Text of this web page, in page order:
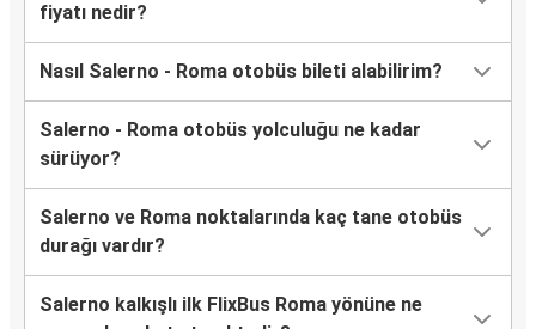
fiyatı nedir?
Nasıl Salerno - Roma otobüs bileti alabilirim?
Salerno - Roma otobüs yolculuğu ne kadar
sürüyor?
Salerno ve Roma noktalarında kaç tane otobüs
durağı vardır?
Salerno kalkışlı ilk FlixBus Roma yönüne ne